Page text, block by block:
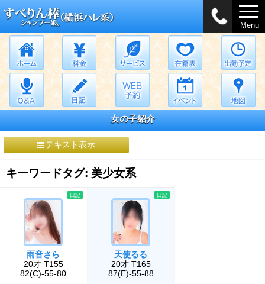
Menu
女の子紹介
テキスト表示
キーワードタグ: 美少女系
雨音さら
20才 T155
82(C)-55-80
日記
天使るる
20才 T165
87(E)-55-88
日記